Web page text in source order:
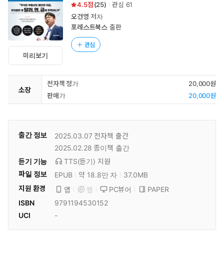
미리보기
4.5
(25) 관심 61
오건영 저자
포레스트북스 출판
관심
소장
전자책 정가
20,000원
판매가
20,000원
출간 정보 2025.03.07 전자책 출간
2025.02.28 종이책 출간
듣기 기능
TTS(듣기) 지원
파일 정보
EPUB 약 18.8만 자
37.0MB
지원 환경
앱 웹 PC뷰어
PAPER
ISBN
9791194530152
UCI
-